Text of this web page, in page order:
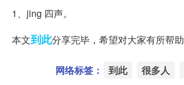
1、jing 四声。
本文到此分享完毕，希望对大家有所帮助
网络标签： 到此 很多人